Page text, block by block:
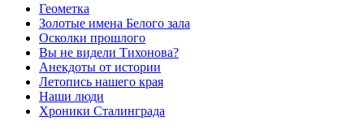
Геометка
Золотые имена Белого зала
Осколки прошлого
Вы не видели Тихонова?
Анекдоты от истории
Летопись нашего края
Наши люди
Хроники Сталинграда